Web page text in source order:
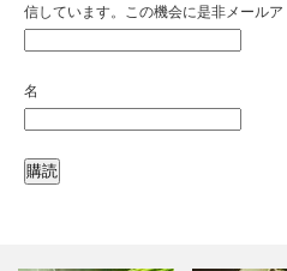
信しています。この機会に是非メールア
名